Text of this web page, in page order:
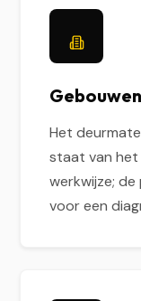
Het
staat van het
werkwijze;
voor een